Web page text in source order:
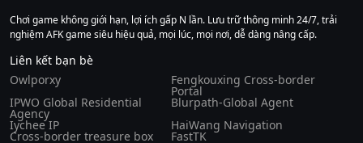
Chơi game không giới hạn, lợi ích gấp N lần. Lưu trữ thông minh 24/7, trải
nghiệm AFK game siêu hiệu quả, mọi lúc, mọi nơi, dễ dàng nâng cấp.
Liên kết bạn bè
Owlporxy
Fengkouxing Cross-border
Portal
IPWO Global Residential
Agency
Blurpath-Global Agent
Iychee IP
HaiWang Navigation
Cross-border treasure box FastTK